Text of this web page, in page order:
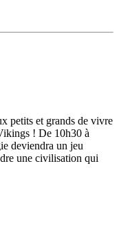
petits et grands de vivre
! De 10h30 à
deviendra un jeu
une civilisation qui